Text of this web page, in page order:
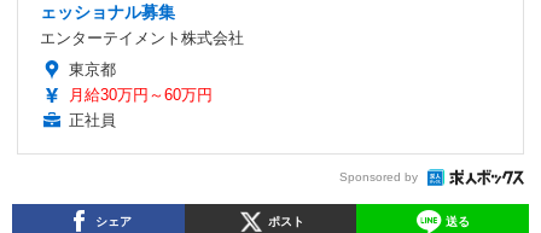
ェッショナル募集
エンターテイメント株式会社
東京都
月給30万円～60万円
正社員
Sponsored by
シェア ポスト 送る